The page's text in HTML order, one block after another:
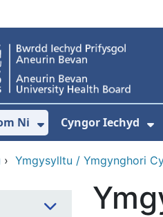
Ni
Dangos
Cyngor Iechyd
› Ymgysylltu / Ymgynghori